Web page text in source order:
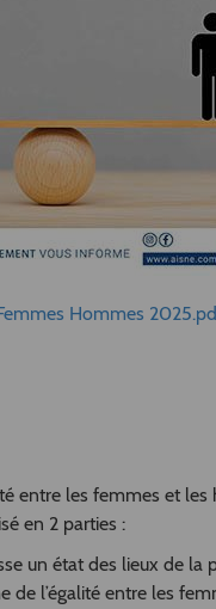
Hommes
entre les femmes et les
en 2 parties :
un état des lieux de la
de l’égalité entre les